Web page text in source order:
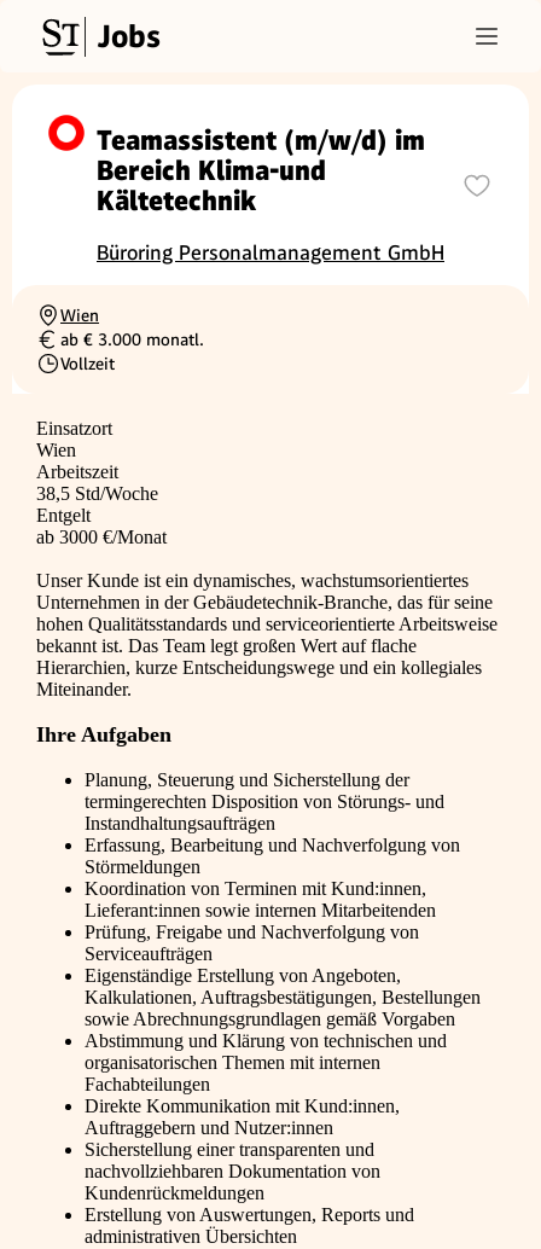
Jobs
Teamassistent (m/w/d) im
Bereich Klima-und
Kältetechnik
Büroring Personalmanagement GmbH
Ortschaft
Wien
Gehalt
ab € 3.000 monatl.
Beschäftigungsart
Vollzeit
Einsatzort
Wien
Arbeitszeit
38,5 Std/Woche
Entgelt
ab 3000 €/Monat
Unser Kunde ist ein dynamisches, wachstumsorientiertes
Unternehmen in der Gebäudetechnik-Branche, das für seine
hohen Qualitätsstandards und serviceorientierte Arbeitsweise
bekannt ist. Das Team legt großen Wert auf flache
Hierarchien, kurze Entscheidungswege und ein kollegiales
Miteinander.
Ihre Aufgaben
Planung, Steuerung und Sicherstellung der
termingerechten Disposition von Störungs- und
Instandhaltungsaufträgen
Erfassung, Bearbeitung und Nachverfolgung von
Störmeldungen
Koordination von Terminen mit Kund:innen,
Lieferant:innen sowie internen Mitarbeitenden
Prüfung, Freigabe und Nachverfolgung von
Serviceaufträgen
Eigenständige Erstellung von Angeboten,
Kalkulationen, Auftragsbestätigungen, Bestellungen
sowie Abrechnungsgrundlagen gemäß Vorgaben
Abstimmung und Klärung von technischen und
organisatorischen Themen mit internen
Fachabteilungen
Direkte Kommunikation mit Kund:innen,
Auftraggebern und Nutzer:innen
Sicherstellung einer transparenten und
nachvollziehbaren Dokumentation von
Kundenrückmeldungen
Erstellung von Auswertungen, Reports und
administrativen Übersichten